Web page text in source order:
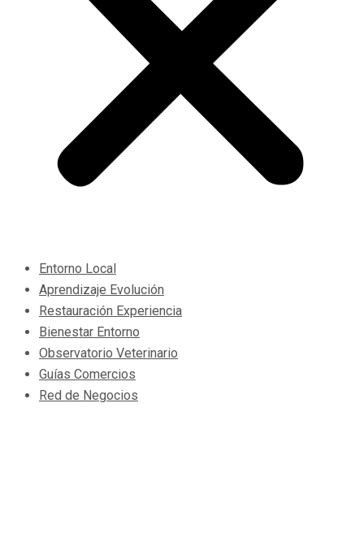
Entorno Local
Aprendizaje Evolución
Restauración Experiencia
Bienestar Entorno
Observatorio Veterinario
Guías Comercios
Red de Negocios